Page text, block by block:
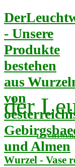
- Unsere
Produkte
bestehen
aus
von
und Almen
der
Wurzel - Vase